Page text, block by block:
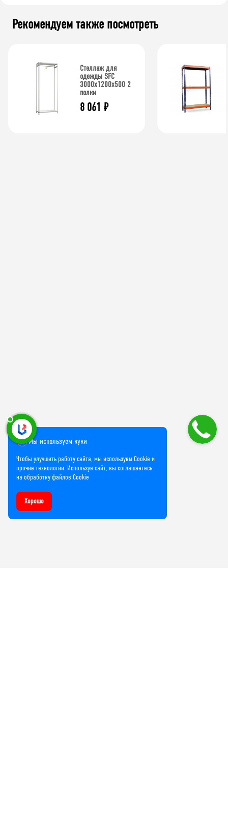
Рекомендуем также посмотреть
Стеллаж для
одежды SFC
3000x1200x500 2
полки
8 061 ₽
Мы используем куки
Чтобы улучшить работу сайта, мы используем Cookie и
прочие технологии. Используя сайт, вы соглашаетесь
на обработку файлов Cookie
Хорошо